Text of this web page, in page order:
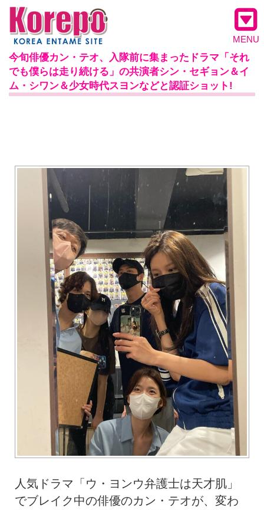
MENU
今旬俳優カン・テオ、入隊前に集まったドラマ「それ
でも僕らは走り続ける」の共演者シン・セギョン＆イ
ム・シワン＆少女時代スヨンなどと認証ショット!
人気ドラマ「ウ・ヨンウ弁護士は天才肌」
でブレイク中の俳優のカン・テオが、変わ